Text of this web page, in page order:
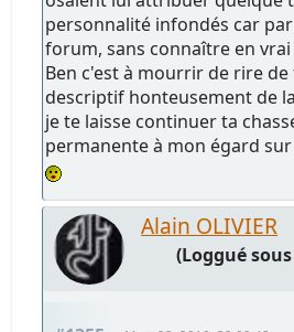
personnalité infondés car
forum, sans connaître en vrai
Ben c'est à mourrir de rire
descriptif honteusement de
je te laisse continuer ta
permanente à mon égard
Alain OLIVIER
(Loggué